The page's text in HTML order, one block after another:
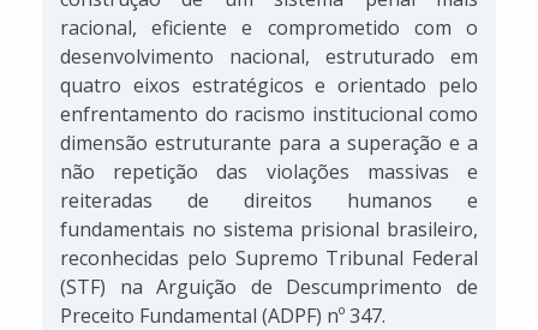
racional, eficiente e comprometido com o
desenvolvimento nacional, estruturado em
quatro eixos estratégicos e orientado pelo
enfrentamento do racismo institucional como
dimensão estruturante para a superação e a
não repetição das violações massivas e
reiteradas de direitos humanos e
fundamentais no sistema prisional brasileiro,
reconhecidas pelo Supremo Tribunal Federal
(STF) na Arguição de Descumprimento de
Preceito Fundamental (ADPF) nº 347.